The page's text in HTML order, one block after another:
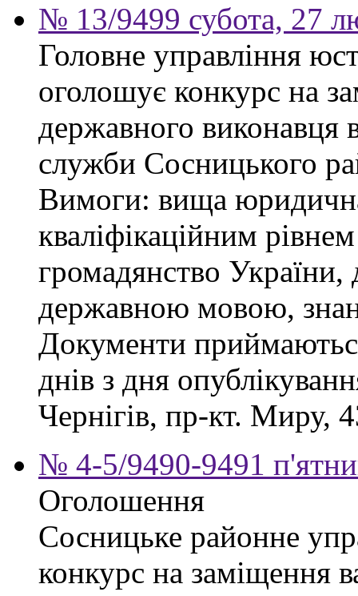
№ 13/9499 субота, 27
Головне управління
оголошує конкурс на
державного виконавця
служби Сосницького
Вимоги: вища юридична
кваліфікаційним
громадянство України,
державною мовою,
Документи
днів з дня
Чернігів, пр-кт. Миру,
№ 4-5/9490-9491
Оголошення
Сосницьке районне
конкурс на заміщення